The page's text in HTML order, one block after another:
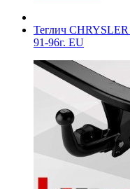
Теглич
91-96г. EU